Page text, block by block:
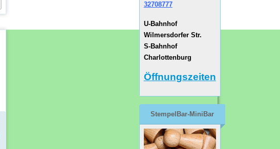
32708777
U-Bahnhof
Wilmersdorfer Str.
S-Bahnhof
Charlottenburg
Öffnungszeiten
StempelBar-MiniBar